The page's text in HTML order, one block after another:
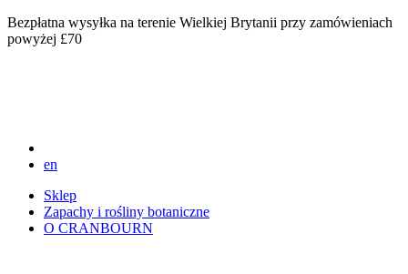
Bezpłatna wysyłka na terenie Wielkiej Brytanii przy zamówieniach
powyżej £70
en
Sklep
Zapachy i rośliny botaniczne
O CRANBOURN